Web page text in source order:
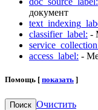
документ
classifier_label: -
access_label: -
Помощь [ показать ]
Поиск Очистить